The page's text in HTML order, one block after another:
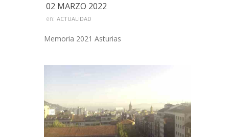
02 MARZO 2022
en: ACTUALIDAD
Memoria 2021 Asturias